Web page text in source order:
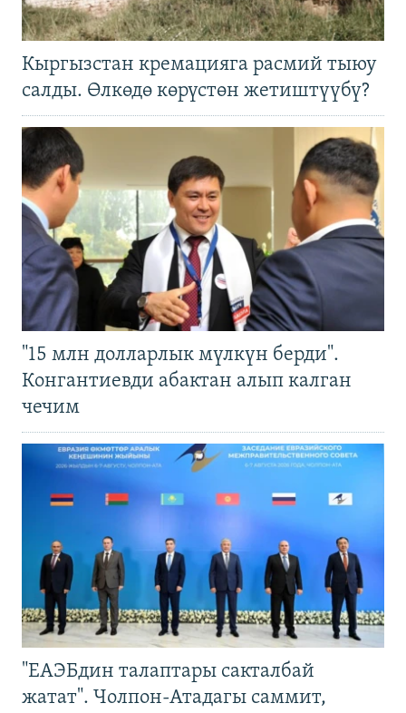
Кыргызстан кремацияга расмий тыюу
салды. Өлкөдө көрүстөн жетиштүүбү?
"15 млн долларлык мүлкүн берди".
Конгантиевди абактан алып калган
чечим
"ЕАЭБдин талаптары сакталбай
жатат". Чолпон-Атадагы саммит,